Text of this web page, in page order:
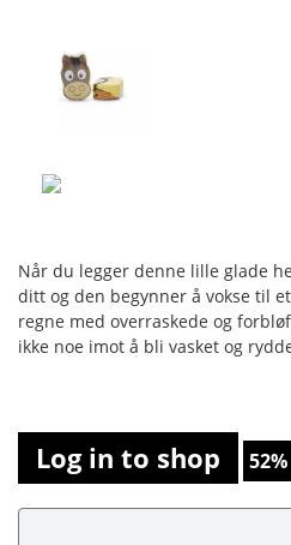
Når du legger denne lille glade
ditt og den begynner å vokse til
regne med overraskede og
ikke noe imot å bli vasket og
Log in to shop 52%